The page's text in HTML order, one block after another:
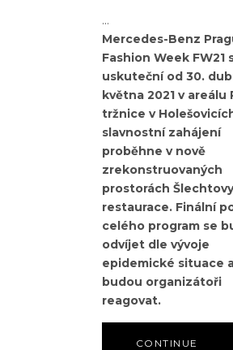
Mercedes-Benz
Fashion Week FW21
uskuteční od 30.
května 2021 v areálu
tržnice v
slavnostní zahájení
proběhne v nově
zrekonstruovaných
prostorách Šlechtovy
restaurace. Finální
celého program se
odvíjet dle vývoje
epidemické situace
budou organizátoři
reagovat.
CONTINUE